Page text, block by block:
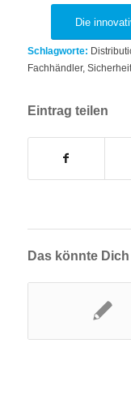
Die
Schlagworte:
Fachhändler, Sicherheit
Eintrag teilen
Das könnte